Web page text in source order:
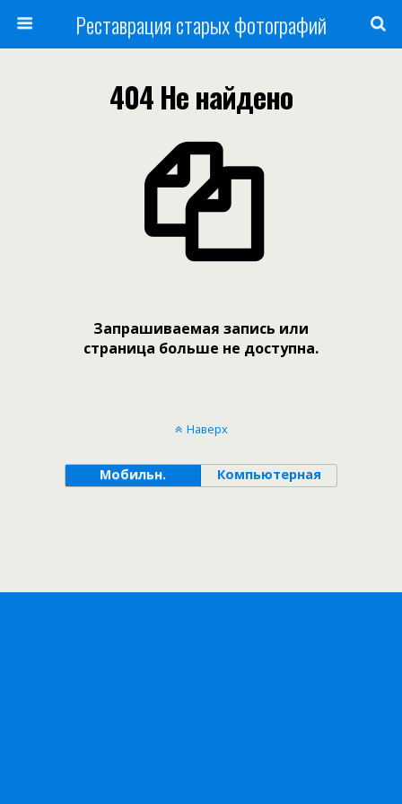
Реставрация старых фотографий
404 Не найдено
Запрашиваемая запись или
страница больше не доступна.
Наверх
Мобильн. Компьютерная